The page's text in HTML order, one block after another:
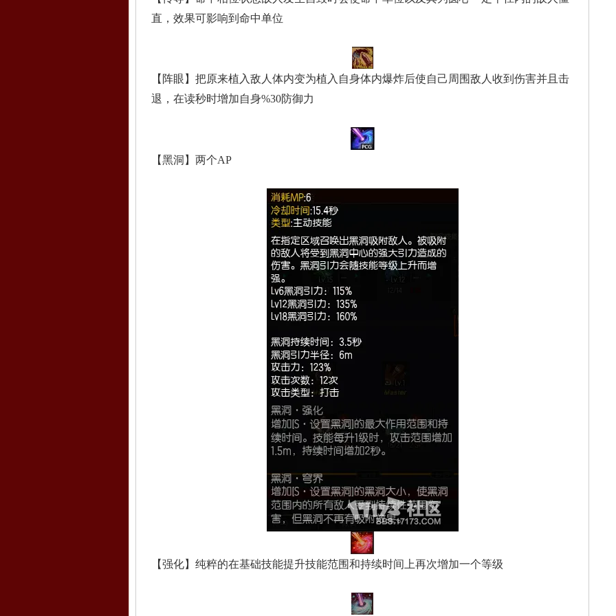
直，效果可影响到命中单位
【阵眼】把原来植入敌人体内变为植入自身体内爆炸后使自己周围敌人收到伤害并且击
退，在读秒时增加自身%30防御力
【黑洞】两个AP
【强化】纯粹的在基础技能提升技能范围和持续时间上再次增加一个等级